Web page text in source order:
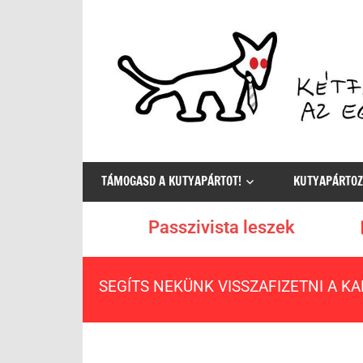
egyetlen
értelmes
választás
TÁMOGASD A KUTYAPÁRTOT!
Passzivista leszek
SEGÍTS NEKÜNK VISSZAFIZETNI A